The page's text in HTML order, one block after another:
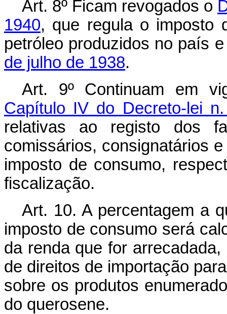
Art. 8º Ficam revogados o
1940, que regula o imposto
petróleo produzidos no país
de julho de 1938.
Art. 9º Continuam em
Capítulo IV do Decreto-lei
relativas ao registo dos
comissários, consignatários
imposto de consumo,
fiscalização.
Art. 10. A percentagem a
imposto de consumo será
da renda que for
de direitos de importação
sobre os produtos
do querosene.